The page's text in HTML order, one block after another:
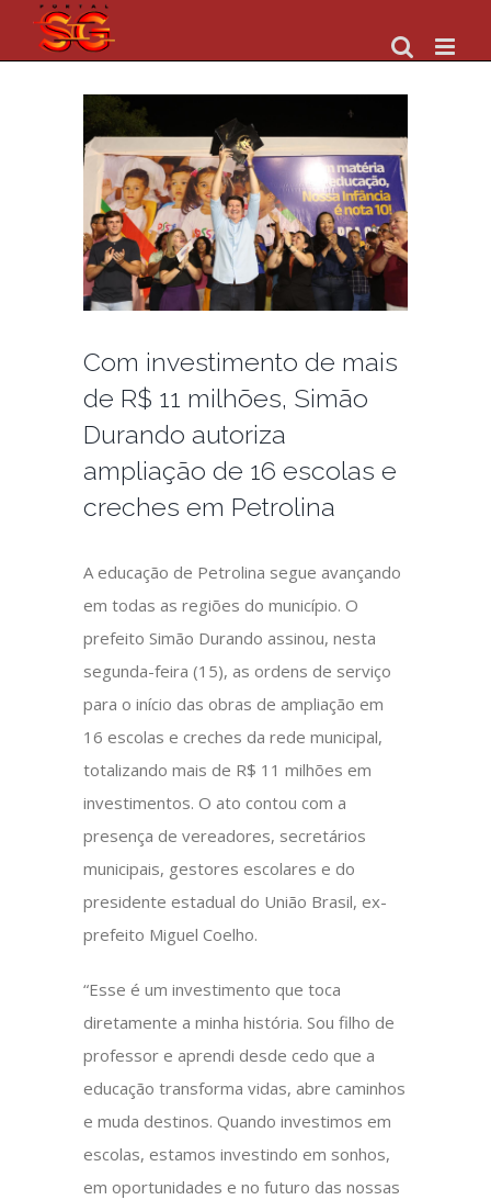
Com investimento de mais
de R$ 11 milhões, Simão
Durando autoriza
ampliação de 16 escolas e
creches em Petrolina
A educação de Petrolina segue avançando
em todas as regiões do município. O
prefeito Simão Durando assinou, nesta
segunda-feira (15), as ordens de serviço
para o início das obras de ampliação em
16 escolas e creches da rede municipal,
totalizando mais de R$ 11 milhões em
investimentos. O ato contou com a
presença de vereadores, secretários
municipais, gestores escolares e do
presidente estadual do União Brasil, ex-
prefeito Miguel Coelho.
“Esse é um investimento que toca
diretamente a minha história. Sou filho de
professor e aprendi desde cedo que a
educação transforma vidas, abre caminhos
e muda destinos. Quando investimos em
escolas, estamos investindo em sonhos,
em oportunidades e no futuro das nossas